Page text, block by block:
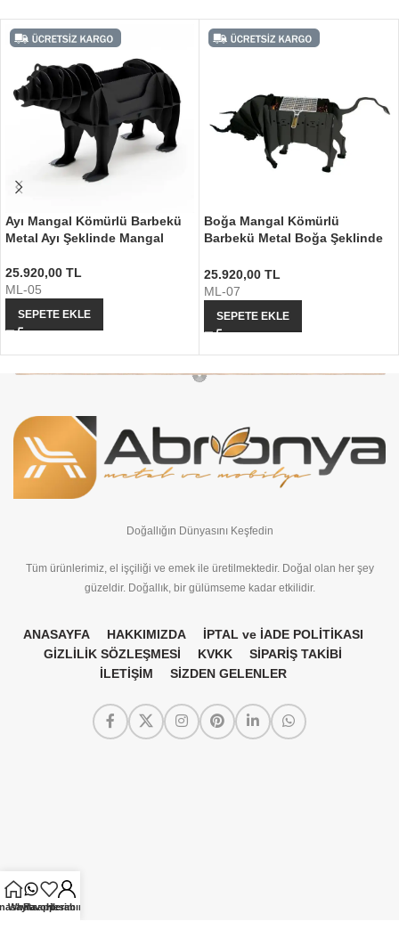
Ayı Mangal Kömürlü Barbekü
Metal Ayı Şeklinde Mangal
25.920,00 TL
ML-05
SEPETE EKLE
Boğa Mangal Kömürlü
Barbekü Metal Boğa Şeklinde
25.920,00 TL
ML-07
SEPETE EKLE
Doğallığın Dünyasını Keşfedin
Tüm ürünlerimiz, el işçiliği ve emek ile üretilmektedir. Doğal olan her şey
güzeldir. Doğallık, bir gülümseme kadar etkilidir.
ANASAYFA HAKKIMIZDA
İPTAL ve İADE POLİTİKASI
GİZLİLİK SÖZLEŞMESİ
KVKK
SİPARİŞ TAKİBİ
İLETİŞİM
SİZDEN GELENLER
Whatsapp
Favorilerim
Hesabım